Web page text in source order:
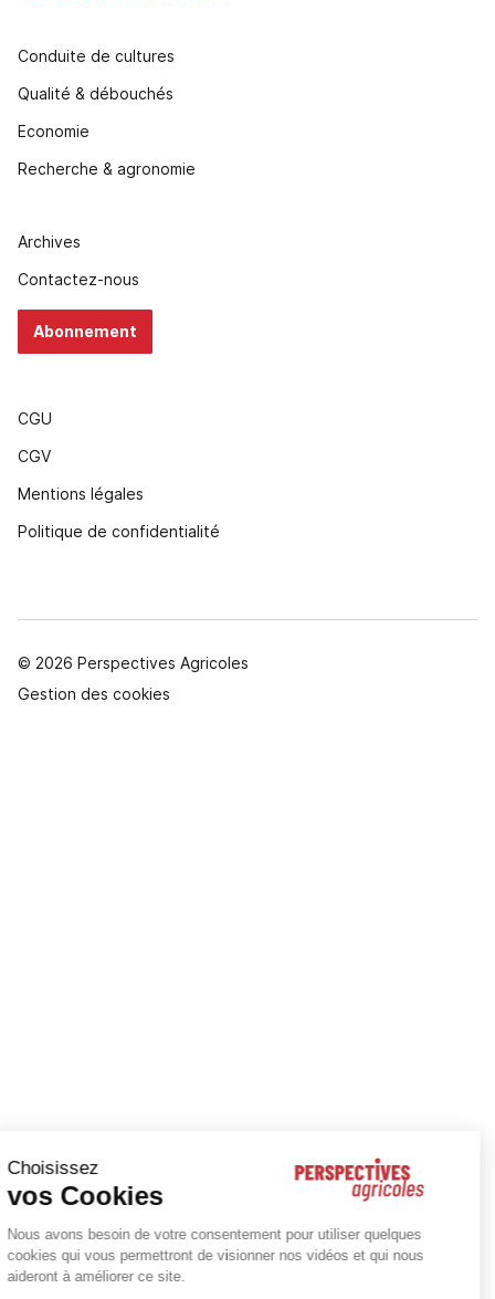
Conduite de cultures
Qualité & débouchés
Economie
Recherche & agronomie
Archives
Contactez-nous
Abonnement
CGU
CGV
Mentions légales
Politique de confidentialité
© 2026 Perspectives Agricoles
Gestion des cookies